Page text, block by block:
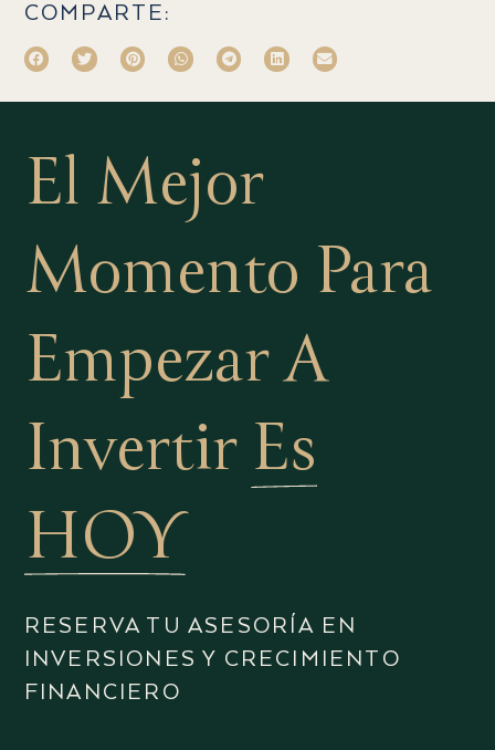
COMPARTE:
El Mejor
Momento Para
Empezar A
Invertir Es
HOY
RESERVA TU ASESORÍA EN
INVERSIONES Y CRECIMIENTO
FINANCIERO